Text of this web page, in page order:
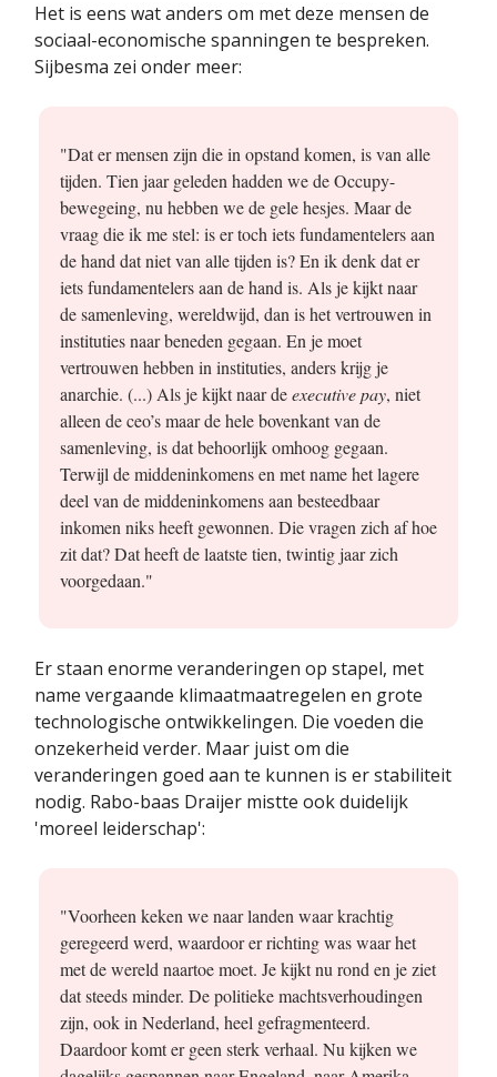
Het is eens wat anders om met deze mensen de
sociaal-economische spanningen te bespreken.
Sijbesma zei onder meer:
"Dat er mensen zijn die in opstand komen, is van alle
tijden. Tien jaar geleden hadden we de Occupy-
bewegeing, nu hebben we de gele hesjes. Maar de
vraag die ik me stel: is er toch iets fundamentelers aan
de hand dat niet van alle tijden is? En ik denk dat er
iets fundamentelers aan de hand is. Als je kijkt naar
de samenleving, wereldwijd, dan is het vertrouwen in
instituties naar beneden gegaan. En je moet
vertrouwen hebben in instituties, anders krijg je
anarchie. (...) Als je kijkt naar deexecutive pay, niet
alleen de ceo’s maar de hele bovenkant van de
samenleving, is dat behoorlijk omhoog gegaan.
Terwijl de middeninkomens en met name het lagere
deel van de middeninkomens aan besteedbaar
inkomen niks heeft gewonnen. Die vragen zich af hoe
zit dat? Dat heeft de laatste tien, twintig jaar zich
voorgedaan."
Er staan enorme veranderingen op stapel, met
name vergaande klimaatmaatregelen en grote
technologische ontwikkelingen. Die voeden die
onzekerheid verder. Maar juist om die
veranderingen goed aan te kunnen is er stabiliteit
nodig. Rabo-baas Draijer mistte ook duidelijk
'moreel leiderschap':
"Voorheen keken we naar landen waar krachtig
geregeerd werd, waardoor er richting was waar het
met de wereld naartoe moet. Je kijkt nu rond en je ziet
dat steeds minder. De politieke machtsverhoudingen
zijn, ook in Nederland, heel gefragmenteerd.
Daardoor komt er geen sterk verhaal. Nu kijken we